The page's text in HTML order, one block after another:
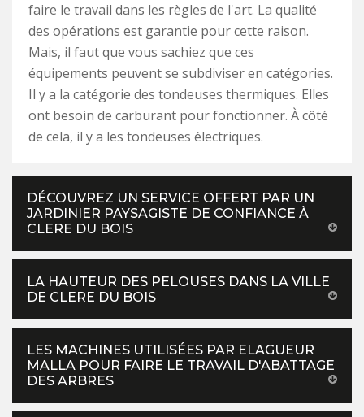
faire le travail dans les règles de l'art. La qualité
des opérations est garantie pour cette raison.
Mais, il faut que vous sachiez que ces
équipements peuvent se subdiviser en catégories.
Il y a la catégorie des tondeuses thermiques. Elles
ont besoin de carburant pour fonctionner. À côté
de cela, il y a les tondeuses électriques.
DÉCOUVREZ UN SERVICE OFFERT PAR UN
JARDINIER PAYSAGISTE DE CONFIANCE À
CLERE DU BOIS
LA HAUTEUR DES PELOUSES DANS LA VILLE
DE CLERE DU BOIS
LES MACHINES UTILISÉES PAR ELAGUEUR
MALLA POUR FAIRE LE TRAVAIL D'ABATTAGE
DES ARBRES